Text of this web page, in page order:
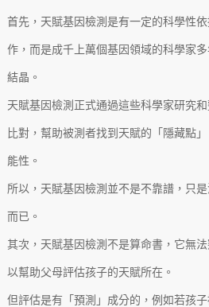
首先，天賦基因檢測是有一定的科學性
作，而是成千上萬個基因領域的科學家
結晶。
天賦基因檢測正式通過這些科學家研究
比對，幫助被測者找到天賦的「隱藏點
能性。
所以，天賦基因檢測並不是不靠譜，只
而已。
其次，天賦基因檢測不是算命書，它無
以幫助父母評估孩子的天賦所在。
但評估是有「預測」成分的，例如若孩